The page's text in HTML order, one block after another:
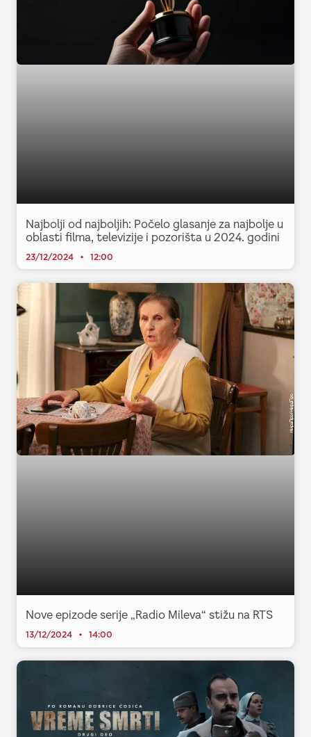
Najbolji od najboljih: Počelo glasanje za najbolje u
oblasti filma, televizije i pozorišta u 2024. godini
23/12/2024 12:00
Nove epizode serije „Radio Mileva“ stižu na RTS
13/12/2024 14:00